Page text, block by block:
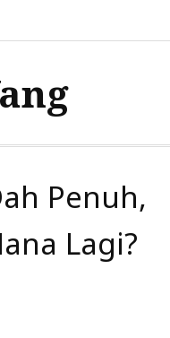
Penuh,
Lagi?